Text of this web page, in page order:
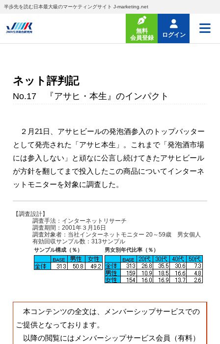
半歩先を読む日本最大級のマーケティングサイト J-marketing.net
無料
会員登録
ログイン
ネット評判記
No.17 『アサヒ・本生』のインパクト
２月21日、アサヒビールの発泡酒参入のトップバッター
として発売された「アサヒ本生」。これまで「発泡酒市場
には参入しない」と頑なに公言し続けてきたアサヒビール
が方針を翻してまで投入したこの商品についてインターネ
ットモニターを対象に調査した。
【調査設計】
調査手法：インターネットリサーチ
調査期間：2001年３月16日
調査対象者：当社インターネットモニター 20～59歳 男女個人
有効回収サンプル数：313サンプル
サンプル構成（％） 男女別年代比率（％）
本コンテンツの全文は、メンバーシップサービスでの
ご提供となっております。
以降の閲覧にはメンバーシップサービス会員（有料）